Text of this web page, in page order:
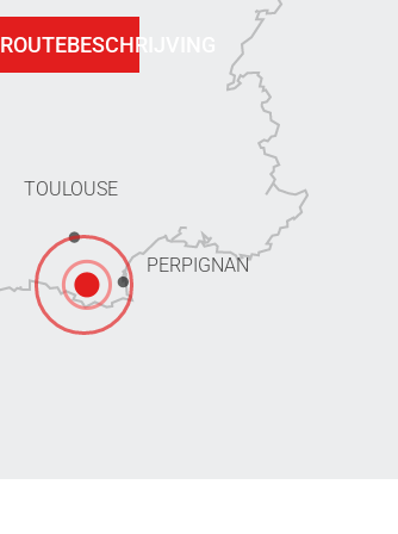
TOULOUSE
PERPIGNAN
ROUTEBESCHRIJVING